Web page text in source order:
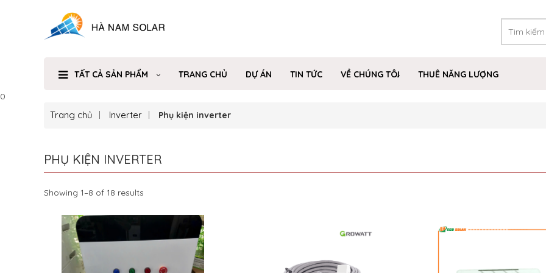
TẤT CẢ SẢN PHẨM TRANG CHỦ DỰ ÁN TIN TỨC VỀ CHÚNG TÔI
THUÊ NĂNG LƯỢNG
0
Trang chủ Inverter Phụ kiện inverter
PHỤ KIỆN INVERTER
Showing 1–8 of 18 results